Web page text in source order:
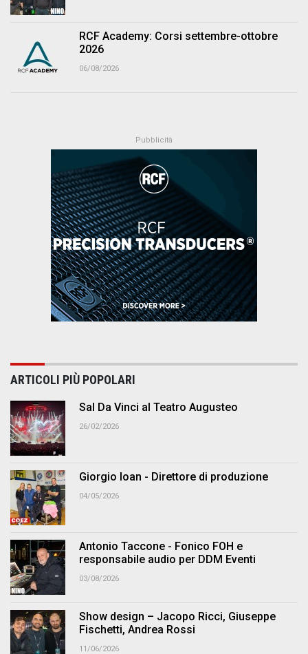
RCF Academy: Corsi settembre-ottobre
2026
06/08/2026
ARTICOLI PIÙ POPOLARI
Sal Da Vinci al Teatro Augusteo
26/02/2026
Giorgio Ioan - Direttore di produzione
04/05/2026
Antonio Taccone - Fonico FOH e
responsabile audio per DDM Eventi
03/08/2026
Show design – Jacopo Ricci, Giuseppe
Fischetti, Andrea Rossi
11/06/2026